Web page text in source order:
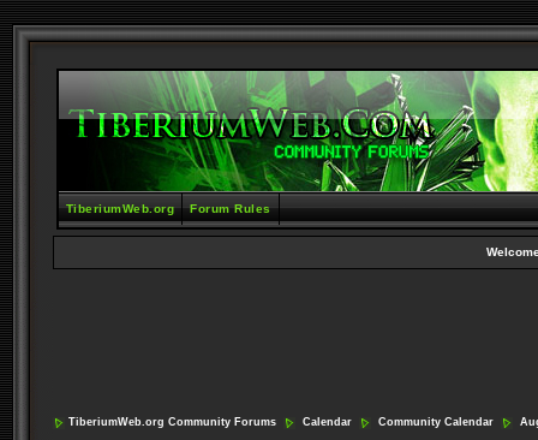
TiberiumWeb.org Forum Rules
TiberiumWeb.org Community Forums Calendar Community Calendar